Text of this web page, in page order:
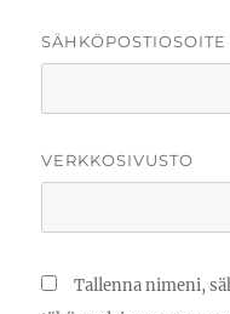
SÄHKÖPOSTIOSOITE
VERKKOSIVUSTO
Tallenna nimeni,